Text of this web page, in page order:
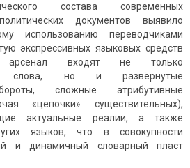
состава современных
документов выявило
использованию переводчиками
экспрессивных языковых средств
входят не только
слова, но и развёрнутые
сложные атрибутивные
«цепочки» существительных),
актуальные реалии, а также
языков, что в совокупности
и динамичный словарный пласт